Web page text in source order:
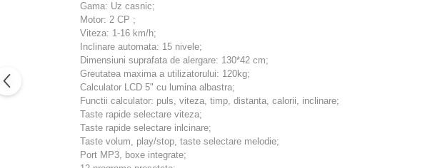
Gama: Uz casnic;
Motor: 2 CP ;
Viteza: 1-16 km/h;
Inclinare automata: 15 nivele;
Dimensiuni suprafata de alergare: 130*42 cm;
Greutatea maxima a utilizatorului: 120kg;
Calculator LCD 5" cu lumina albastra;
Functii calculator: puls, viteza, timp, distanta, calorii, inclinare;
Taste rapide selectare viteza;
Taste rapide selectare inlcinare;
Taste volum, play/stop, taste selectare melodie;
Port MP3, boxe integrate;